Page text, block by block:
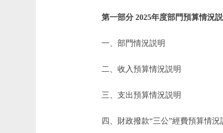
第一部分 2025年度部門預算情況
一、部門情況説明
二、收入預算情況説明
三、支出預算情況説明
四、財政撥款“三公”經費預算情況